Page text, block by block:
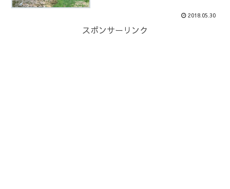
2018.05.30
スポンサーリンク